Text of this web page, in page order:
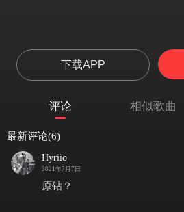
下载APP
评论 相似歌曲
最新评论(6)
Hyriio
2021年7月7日
原钻？